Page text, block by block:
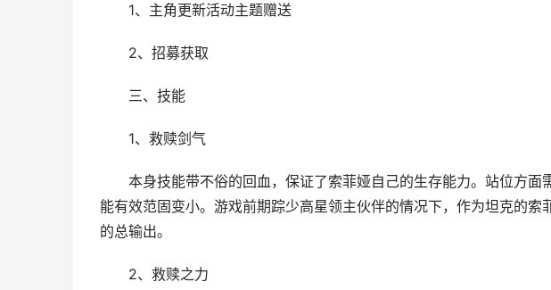
1、主角更新活动主题赠送
2、招募获取
三、技能
1、救赎剑气
本身技能带不俗的回血，保证了索菲娅自己的生存能力。站位方面
能有效范固变小。游戏前期踪少高星领主伙伴的情况下，作为坦克的
的总输出。
2、救赎之力